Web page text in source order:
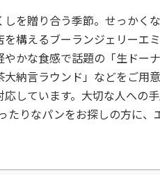
を贈り合う季節。せっかく
構えるブーランジェリーエ
かな食感で話題の「生ドー
納言ラウンド」などをご用
しています。大切な人への
たりなパンをお探しの方に、